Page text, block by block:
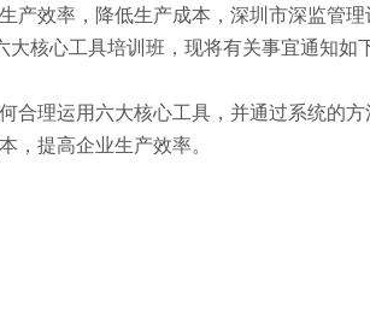
产效率，降低生产成本，深圳市深监管
核心工具培训班，现将有关事宜通知如
合理运用六大核心工具，并通过系统的
，提高企业生产效率。